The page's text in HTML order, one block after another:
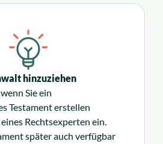
hinzuziehen
Sie ein
Testament erstellen
Rechtsexperten ein.
später auch verfügbar